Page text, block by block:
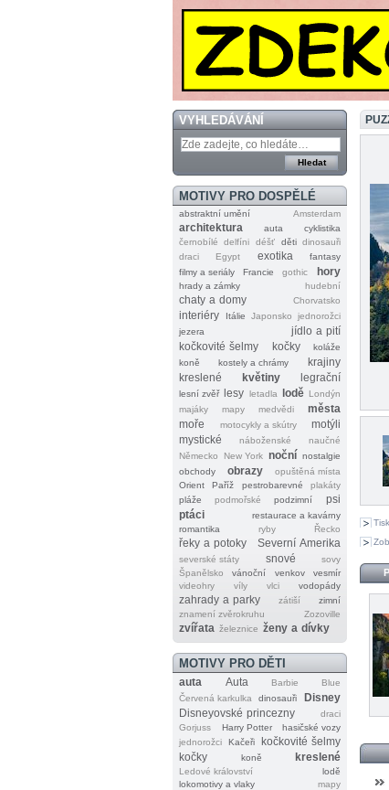
VYHLEDÁVÁNÍ
MOTIVY PRO DOSPĚLÉ
abstraktní umění Amsterdam
architektura auta
cyklistika
černobílé
delfíni déšť děti dinosauři
draci
Egypt exotika
fantasy
filmy a seriály
Francie gothic hory
hrady a zámky hudební
chaty a domy Chorvatsko
interiéry Itálie Japonsko
jednorožci
jezera
jídlo a pití
kočkovité šelmy
kočky
koláže
koně
kostely a chrámy
krajiny
kreslené
květiny legrační
lesní zvěř lesy letadla lodě Londýn
majáky
mapy medvědi
města
moře
motocykly a skútry
motýli
mystické
náboženské
naučné
Německo
New York noční nostalgie
obchody
obrazy
opuštěná místa
Orient
Paříž pestrobarevné
plakáty
pláže
podmořské podzimní
psi
ptáci
restaurace a kavárny
romantika
ryby Řecko
řeky a potoky Severní Amerika
severské státy snové
sovy
Španělsko
vánoční venkov
vesmír
videohry
víly vlci vodopády
zahrady a parky zátiší
zimní
znamení zvěrokruhu
Zozoville
zvířata železnice ženy a dívky
MOTIVY PRO DĚTI
auta Auta Barbie
Blue
Červená karkulka
dinosauři
Disney
Disneyovské princezny
draci
Gorjuss
Harry Potter
hasičské vozy
jednorožci
Kačeři
kočkovité šelmy
kočky
koně kreslené
Ledové království
lodě
lokomotivy a vlaky
mapy
Tisk